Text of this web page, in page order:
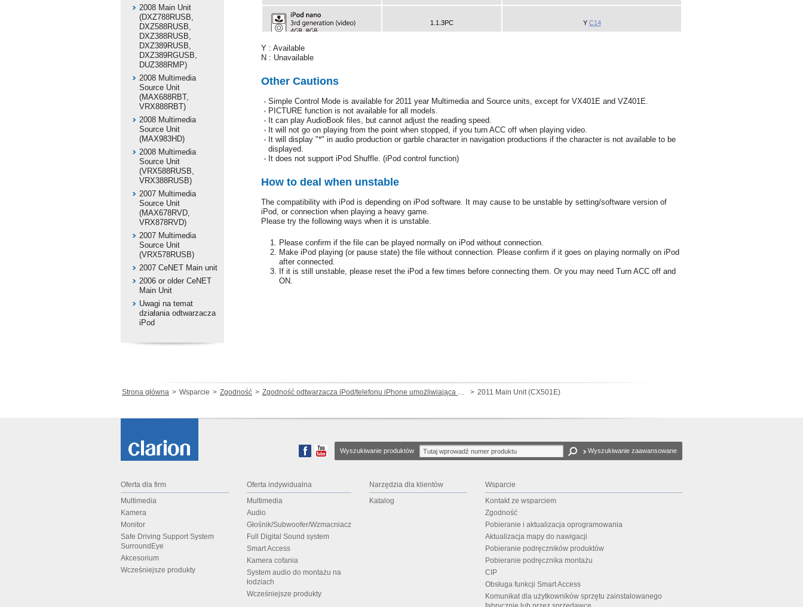
2008 Main Unit
(DXZ788RUSB,
DXZ588RUSB,
DXZ388RUSB,
DXZ389RUSB,
DXZ389RGUSB,
DUZ388RMP)
2008 Multimedia
Source Unit
(MAX688RBT,
VRX888RBT)
2008 Multimedia
Source Unit
(MAX983HD)
2008 Multimedia
Source Unit
(VRX588RUSB,
VRX388RUSB)
2007 Multimedia
Source Unit
(MAX678RVD,
VRX878RVD)
2007 Multimedia
Source Unit
(VRX578RUSB)
2007 CeNET Main unit
2006 or older CeNET
Main Unit
Uwagi na temat
działania odtwarzacza
iPod
Y : Available
N : Unavailable
Other Cautions
Simple Control Mode is available for 2011 year Multimedia and Source units, except for VX401E and VZ401E.
PICTURE function is not available for all models.
It can play AudioBook files, but cannot adjust the reading speed.
It will not go on playing from the point when stopped, if you turn ACC off when playing video.
It will display "*" in audio production or garble character in navigation productions if the character is not available to be
displayed.
It does not support iPod Shuffle. (iPod control function)
How to deal when unstable
The compatibility with iPod is depending on iPod software. It may cause to be unstable by setting/software version of
iPod, or connection when playing a heavy game.
Please try the following ways when it is unstable.
Please confirm if the file can be played normally on iPod without connection.
Make iPod playing (or pause state) the file without connection. Please confirm if it goes on playing normally on iPod
after connected.
If it is still unstable, please reset the iPod a few times before connecting them. Or you may need Turn ACC off and
ON.
Strona główna Wsparcie Zgodność Zgodność odtwarzacza iPod/telefonu iPhone umożliwiająca odtwarzanie muzyki i wideo (przez gniazdo dokowania lub Lightning) 2011 Main Unit (CX501E)
Wyszukiwanie produktów Wyszukiwanie zaawansowane
Oferta dla firm
Multimedia
Kamera
Monitor
Safe Driving Support System
SurroundEye
Akcesorium
Wcześniejsze produkty
Oferta indywidualna
Multimedia
Audio
Głośnik/Subwoofer/Wzmacniacz
Full Digital Sound system
Smart Access
Kamera cofania
System audio do montażu na
łodziach
Wcześniejsze produkty
Narzędzia dla klientów
Katalog
Wsparcie
Kontakt ze wsparciem
Zgodność
Pobieranie i aktualizacja oprogramowania
Aktualizacja mapy do nawigacji
Pobieranie podręczników produktów
Pobieranie podręcznika montażu
CIP
Obsługa funkcji Smart Access
Komunikat dla użytkowników sprzętu zainstalowanego